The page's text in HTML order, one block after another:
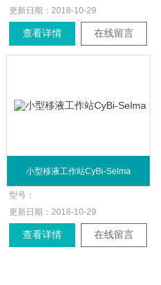
更新日期：2018-10-29
查看详情 在线留言
小型移液工作站CyBi-Selma
型号：
更新日期：2018-10-29
查看详情 在线留言